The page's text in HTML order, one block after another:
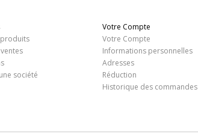
société
Votre Compte
Votre Compte
Informations personnelles
Adresses
Réduction
Historique des commandes